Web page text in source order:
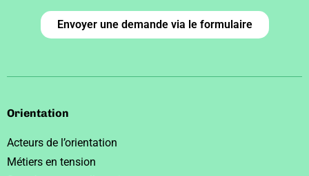
Envoyer une demande via le formulaire
Orientation
Acteurs de l’orientation
Métiers en tension